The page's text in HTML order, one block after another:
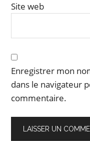
Site web
Enregistrer mon
dans le navigateur
commentaire.